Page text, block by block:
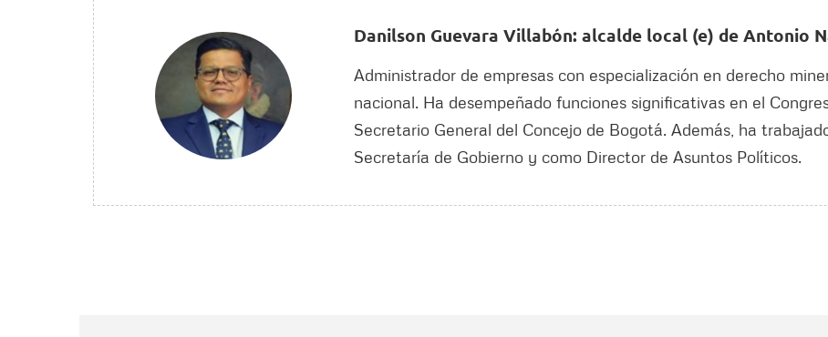
Danilson Guevara Villabón: alcalde local (e) de Antonio
Administrador de empresas con especialización en derecho
nacional. Ha desempeñado funciones significativas en el
Secretario General del Concejo de Bogotá. Además, ha
Secretaría de Gobierno y como Director de Asuntos Políticos.